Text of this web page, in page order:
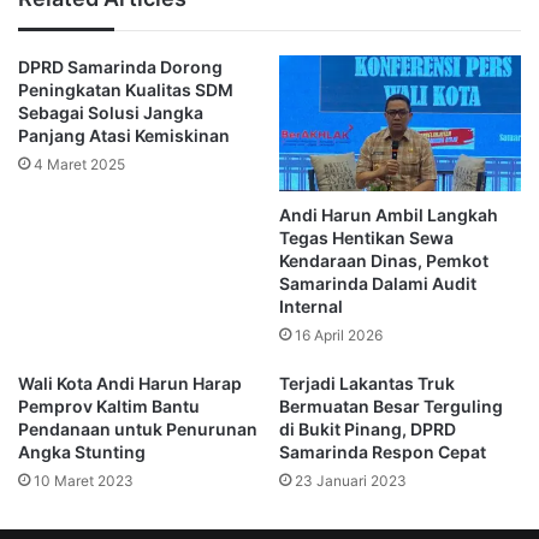
DPRD Samrinda
Komisi III DPRD Samarinda
Muhammad Novan Syahrony Pasie
Pemkot Samarinda Reklame
DPRD Samarinda Dorong
Peningkatan Kualitas SDM
Sebagai Solusi Jangka
Panjang Atasi Kemiskinan
4 Maret 2025
Andi Harun Ambil Langkah
Tegas Hentikan Sewa
Kendaraan Dinas, Pemkot
Samarinda Dalami Audit
Internal
16 April 2026
Wali Kota Andi Harun Harap
Pemprov Kaltim Bantu
Pendanaan untuk Penurunan
Angka Stunting
10 Maret 2023
Terjadi Lakantas Truk
Bermuatan Besar Terguling
di Bukit Pinang, DPRD
Samarinda Respon Cepat
23 Januari 2023